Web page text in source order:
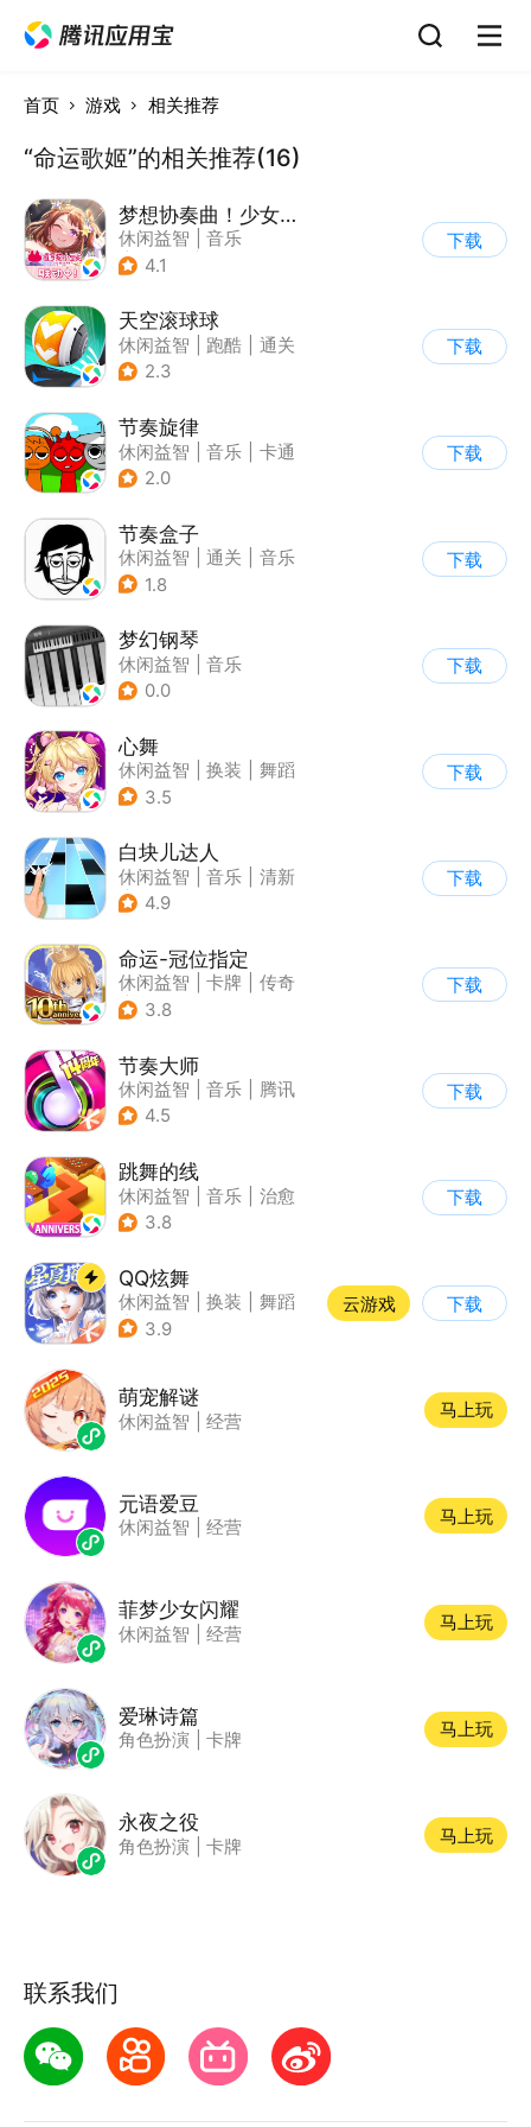
首页 游戏 相关推荐
“命运歌姬”的相关推荐(16)
梦想协奏曲！少女乐团派对！
休闲益智
音乐
| 美少女
4.1
下载
天空滚球球
休闲益智 跑酷
通关
2.3
下载
节奏旋律
休闲益智 音乐
卡通
2.0
下载
节奏盒子
休闲益智 通关
音乐
1.8
下载
梦幻钢琴
休闲益智
音乐
0.0
下载
心舞
休闲益智 换装
舞蹈
| 结婚
3.5
下载
白块儿达人
休闲益智 音乐
清新
| 多比特
4.9
下载
命运-冠位指定
休闲益智 卡牌
传奇
| 命运
3.8
下载
节奏大师
休闲益智 音乐
腾讯
4.5
下载
跳舞的线
休闲益智 音乐
治愈
3.8
下载
QQ炫舞
休闲益智 换装
舞蹈
| 美少女
3.9
云游戏 下载
萌宠解谜
休闲益智 经营
马上玩
元语爱豆
休闲益智 经营
马上玩
菲梦少女闪耀
休闲益智 经营
马上玩
爱琳诗篇
角色扮演 卡牌
马上玩
永夜之役
角色扮演 卡牌
马上玩
联系我们